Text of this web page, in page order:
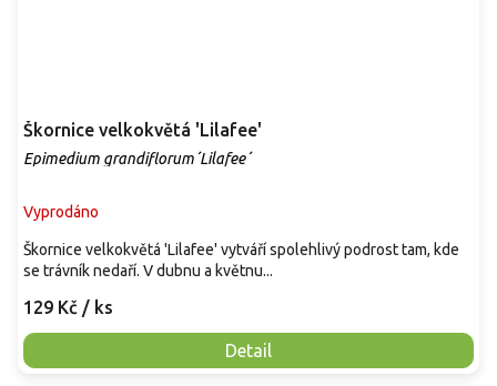
Škornice velkokvětá 'Lilafee'
Epimedium grandiflorum´Lilafee´
Vyprodáno
129 Kč / ks
Detail
Škornice velkokvětá 'Lilafee' vytváří spolehlivý podrost tam, kde
se trávník nedaří. V dubnu a květnu...